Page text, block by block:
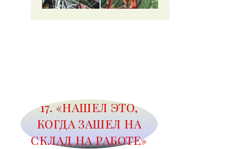
17. «НАШЕЛ ЭТО,
КОГДА ЗАШЕЛ НА
СКЛАД НА РАБОТЕ»